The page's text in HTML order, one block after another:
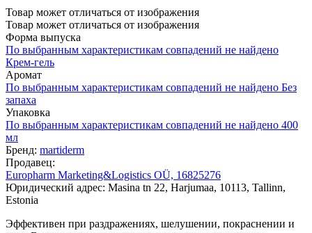
Товар может отличаться от изображения
Товар может отличаться от изображения
Форма выпуска
По выбранным характеристикам совпадений не найдено
Крем-гель
Аромат
По выбранным характеристикам совпадений не найдено Без
запаха
Упаковка
По выбранным характеристикам совпадений не найдено 400
мл
Бренд: martiderm
Продавец:
Europharm Marketing&Logistics OÜ, 16825276
Юридический адрес: Masina tn 22, Harjumaa, 10113, Tallinn,
Estonia
Эффективен при раздражениях, шелушении, покраснении и